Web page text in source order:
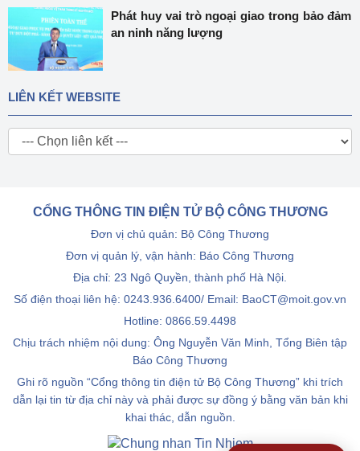
Phát huy vai trò ngoại giao trong bảo đảm
an ninh năng lượng
LIÊN KẾT WEBSITE
CỔNG THÔNG TIN ĐIỆN TỬ BỘ CÔNG THƯƠNG
Đơn vị chủ quản: Bộ Công Thương
Đơn vị quản lý, vận hành: Báo Công Thương
Địa chỉ: 23 Ngô Quyền, thành phố Hà Nội.
Số điện thoại liên hệ: 0243.936.6400/ Email: BaoCT@moit.gov.vn
Hotline: 0866.59.4498
Chịu trách nhiệm nội dung: Ông Nguyễn Văn Minh, Tổng Biên tập
Báo Công Thương
Ghi rõ nguồn “Cổng thông tin điện tử Bộ Công Thương” khi trích
dẫn lại tin từ địa chỉ này và phải được sự đồng ý bằng văn bản khi
khai thác, dẫn nguồn.